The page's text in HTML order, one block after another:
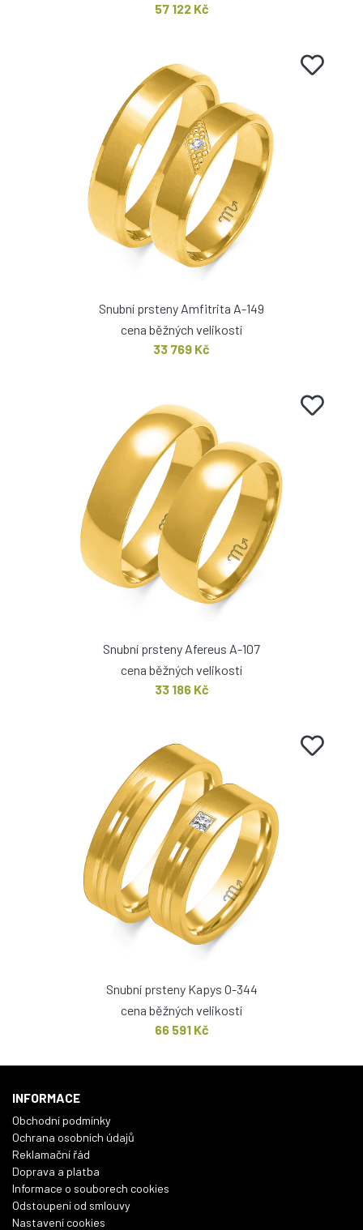
57 122 Kč
Snubní prsteny Amfitrita A-149
cena běžných velikostí
33 769 Kč
Snubní prsteny Afereus A-107
cena běžných velikostí
33 186 Kč
Snubní prsteny Kapys O-344
cena běžných velikostí
66 591 Kč
INFORMACE
Obchodní podmínky
Ochrana osobních údajů
Reklamační řád
Doprava a platba
Informace o souborech cookies
Odstoupení od smlouvy
Nastavení cookies